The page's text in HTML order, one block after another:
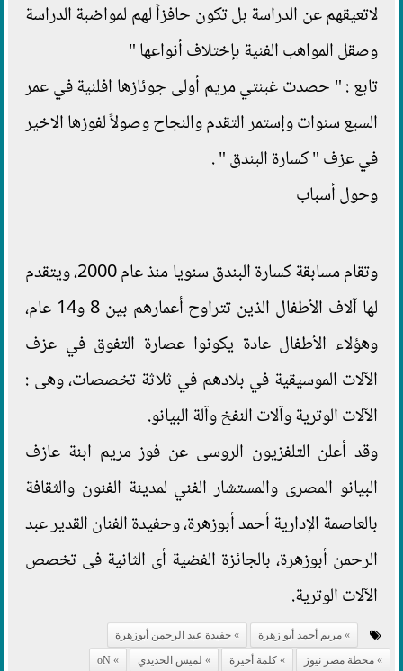
لاتعيقهم عن الدراسة بل تكون حافزاً لهم لمواضبة الدراسة
وصقل المواهب الفنية بإختلاف أنواعها "
تابع : " حصدت غبنتي مريم أولى جوئازها افلنية في عمر
السبع سنوات وإستمر التقدم والنجاح وصولاً لفوزها الاخير
في عزف " كسارة البندق " .
وحول أسباب
وتقام مسابقة كسارة البندق سنويا منذ عام 2000، ويتقدم
لها آلاف الأطفال الذين تتراوح أعمارهم بين 8 و14 عام،
وهؤلاء الأطفال عادة يكونوا عصارة التفوق في عزف
الآلات الموسيقية في بلادهم في ثلاثة تخصصات، وهى :
الآلات الوترية وآلات النفخ وآلة البيانو.
وقد أعلن التلفزيون الروسى عن فوز مريم ابنة عازف
البيانو المصرى والمستشار الفني لمدينة الفنون والثقافة
بالعاصمة الإدارية أحمد أبوزهرة، وحفيدة الفنان القدير عبد
الرحمن أبوزهرة، بالجائزة الفضية أى الثانية فى تخصص
الآلات الوترية.
مريم أحمد أبو زهرة
حفيدة عبد الرحمن أبوزهرة
محطة مصر نيوز
كلمة أخيرة لميس الحديدي oN